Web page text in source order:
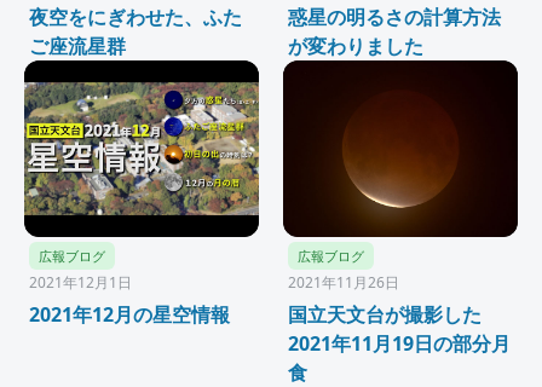
夜空をにぎわせた、ふた
ご座流星群
惑星の明るさの計算方法
が変わりました
広報ブログ
2021年12月1日
2021年12月の星空情報
広報ブログ
2021年11月26日
国立天文台が撮影した
2021年11月19日の部分月
食